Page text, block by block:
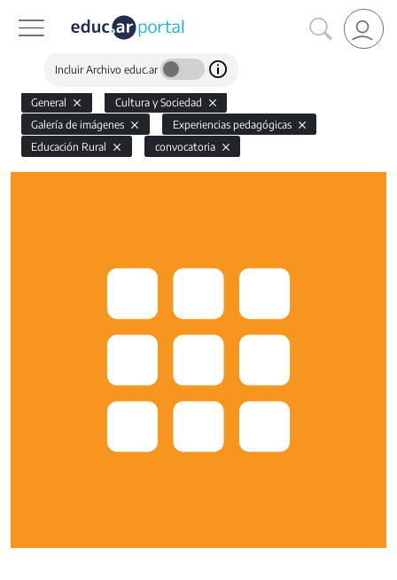
Incluir Archivo educ.ar
General
Cultura y Sociedad
Galería de imágenes
Experiencias pedagógicas
Educación Rural
convocatoria